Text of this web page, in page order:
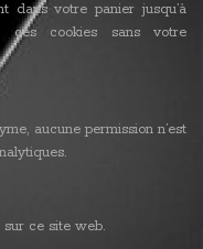
dans votre panier jusqu’à
ces cookies sans votre
aucune permission n’est
sur ce site web.